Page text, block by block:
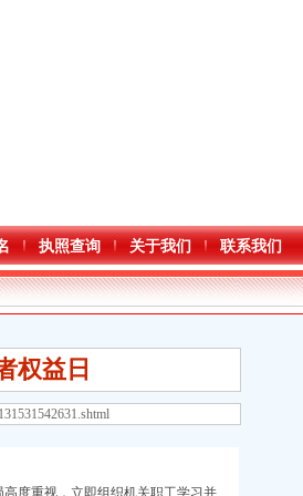
执照查询 关于我们 联系我们
权益日
度重视，立即组织机关职工学习并